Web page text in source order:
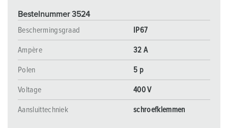
Bestelnummer 3524
Beschermingsgraad
IP67
Ampère 32 A
Polen 5 p
Voltage 400 V
Aansluittechniek schroefklemmen